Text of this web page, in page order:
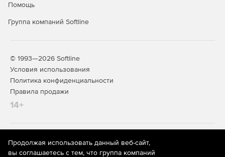
Помощь
Группа компаний Softline
© 1993—2026 Softline
Условия использования
Политика конфиденциальности
Правила продажи
14+
На информационном ресурсе store.softline.ru применяются
рекомендательные технологии
(информационные технологии
Продолжая использовать данный веб-сайт,
вы соглашаетесь с тем, что группа компаний